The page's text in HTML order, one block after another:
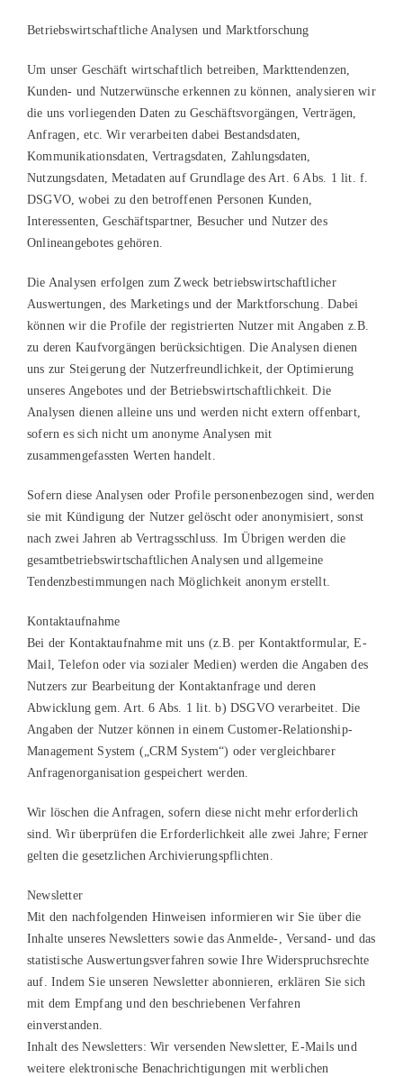
Betriebswirtschaftliche Analysen und Marktforschung
Um unser Geschäft wirtschaftlich betreiben, Markttendenzen,
Kunden- und Nutzerwünsche erkennen zu können, analysieren wir
die uns vorliegenden Daten zu Geschäftsvorgängen, Verträgen,
Anfragen, etc. Wir verarbeiten dabei Bestandsdaten,
Kommunikationsdaten, Vertragsdaten, Zahlungsdaten,
Nutzungsdaten, Metadaten auf Grundlage des Art. 6 Abs. 1 lit. f.
DSGVO, wobei zu den betroffenen Personen Kunden,
Interessenten, Geschäftspartner, Besucher und Nutzer des
Onlineangebotes gehören.
Die Analysen erfolgen zum Zweck betriebswirtschaftlicher
Auswertungen, des Marketings und der Marktforschung. Dabei
können wir die Profile der registrierten Nutzer mit Angaben z.B.
zu deren Kaufvorgängen berücksichtigen. Die Analysen dienen
uns zur Steigerung der Nutzerfreundlichkeit, der Optimierung
unseres Angebotes und der Betriebswirtschaftlichkeit. Die
Analysen dienen alleine uns und werden nicht extern offenbart,
sofern es sich nicht um anonyme Analysen mit
zusammengefassten Werten handelt.
Sofern diese Analysen oder Profile personenbezogen sind, werden
sie mit Kündigung der Nutzer gelöscht oder anonymisiert, sonst
nach zwei Jahren ab Vertragsschluss. Im Übrigen werden die
gesamtbetriebswirtschaftlichen Analysen und allgemeine
Tendenzbestimmungen nach Möglichkeit anonym erstellt.
Kontaktaufnahme
Bei der Kontaktaufnahme mit uns (z.B. per Kontaktformular, E-
Mail, Telefon oder via sozialer Medien) werden die Angaben des
Nutzers zur Bearbeitung der Kontaktanfrage und deren
Abwicklung gem. Art. 6 Abs. 1 lit. b) DSGVO verarbeitet. Die
Angaben der Nutzer können in einem Customer-Relationship-
Management System („CRM System“) oder vergleichbarer
Anfragenorganisation gespeichert werden.
Wir löschen die Anfragen, sofern diese nicht mehr erforderlich
sind. Wir überprüfen die Erforderlichkeit alle zwei Jahre; Ferner
gelten die gesetzlichen Archivierungspflichten.
Newsletter
Mit den nachfolgenden Hinweisen informieren wir Sie über die
Inhalte unseres Newsletters sowie das Anmelde-, Versand- und das
statistische Auswertungsverfahren sowie Ihre Widerspruchsrechte
auf. Indem Sie unseren Newsletter abonnieren, erklären Sie sich
mit dem Empfang und den beschriebenen Verfahren
einverstanden.
Inhalt des Newsletters: Wir versenden Newsletter, E-Mails und
weitere elektronische Benachrichtigungen mit werblichen